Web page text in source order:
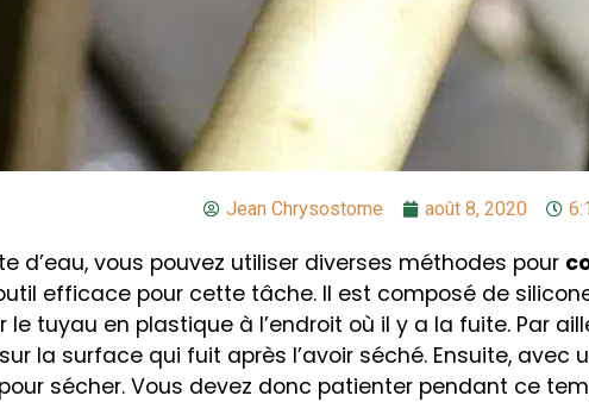
Jean Chrysostome août 8, 2020
d’eau, vous pouvez utiliser diverses méthodes pour
efficace pour cette tâche. Il est composé de
le tuyau en plastique à l’endroit où il y a la fuite. Par
la surface qui fuit après l’avoir séché. Ensuite,
sécher. Vous devez donc patienter pendant ce